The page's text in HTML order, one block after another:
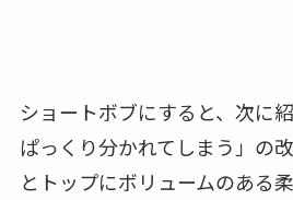
ショートボブにすると、次に
ぱっくり分かれてしまう」の
とトップにボリュームのある